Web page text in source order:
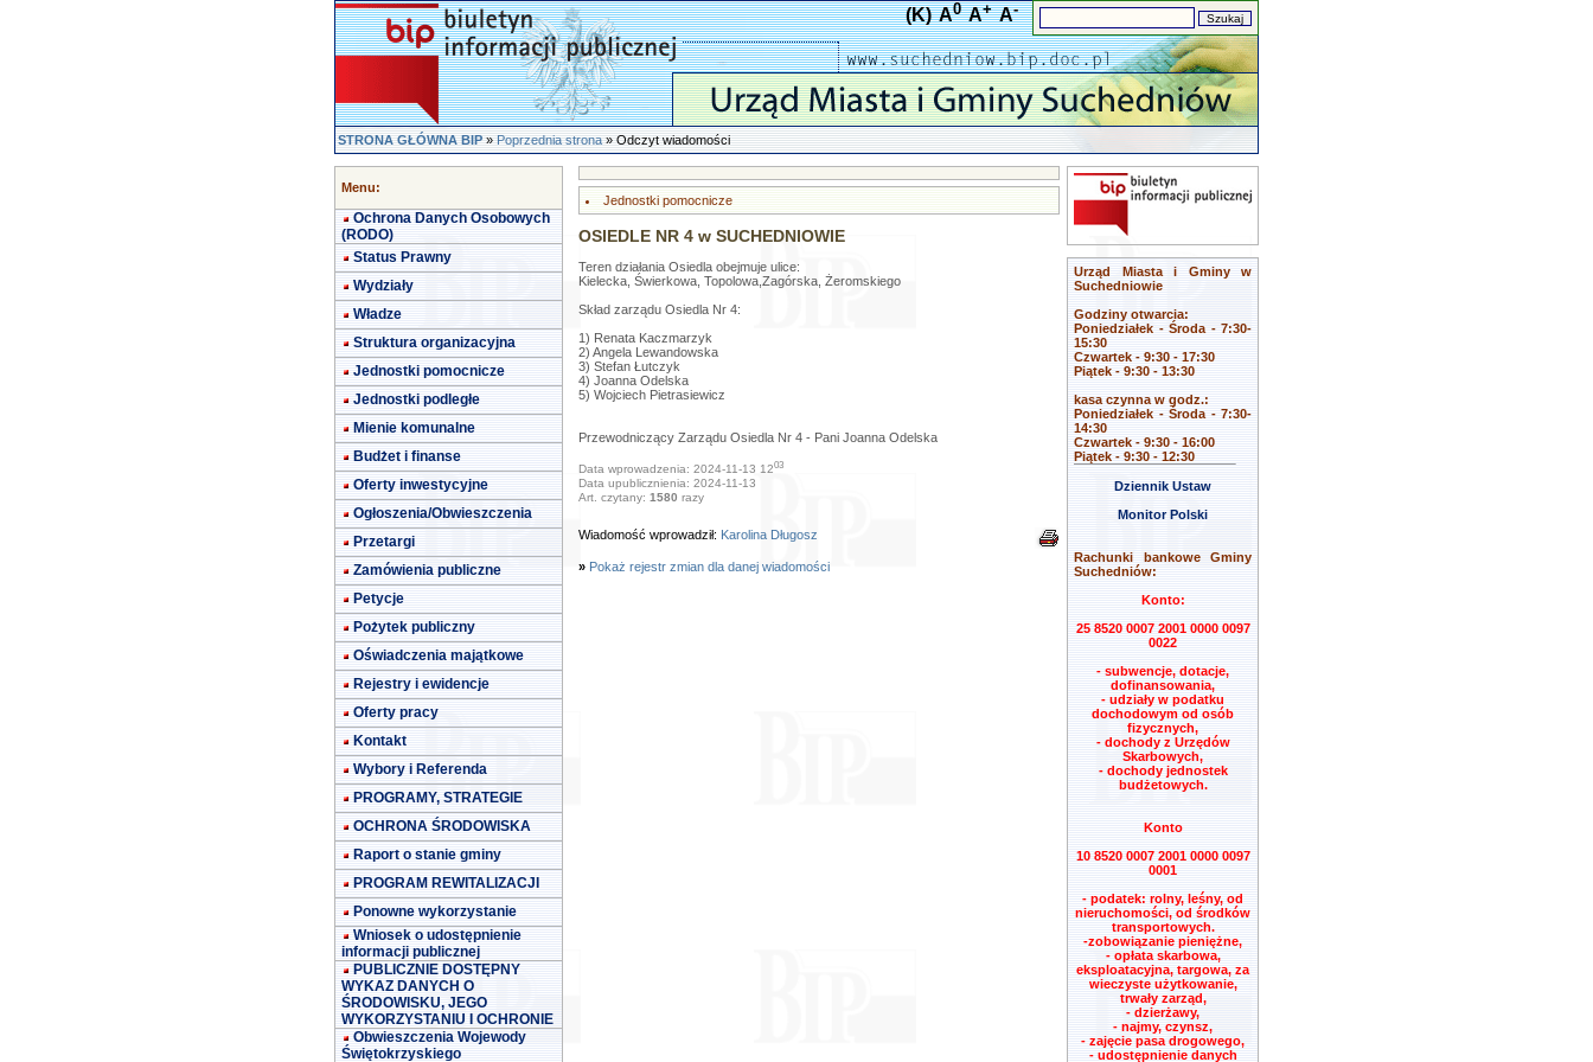
(K) A0 A+ A-
STRONA GŁÓWNA BIP»Poprzednia strona» Odczyt wiadomości
Menu:
Ochrona Danych Osobowych
(RODO)
Status Prawny
Wydziały
Władze
Struktura organizacyjna
Jednostki pomocnicze
Jednostki podległe
Mienie komunalne
Budżet i finanse
Oferty inwestycyjne
Ogłoszenia/Obwieszczenia
Przetargi
Zamówienia publiczne
Petycje
Pożytek publiczny
Oświadczenia majątkowe
Rejestry i ewidencje
Oferty pracy
Kontakt
Wybory i Referenda
PROGRAMY, STRATEGIE
OCHRONA ŚRODOWISKA
Raport o stanie gminy
PROGRAM REWITALIZACJI
Ponowne wykorzystanie
Wniosek o udostępnienie
informacji publicznej
PUBLICZNIE DOSTĘPNY
WYKAZ DANYCH O
ŚRODOWISKU, JEGO
WYKORZYSTANIU I OCHRONIE
Obwieszczenia Wojewody
Świętokrzyskiego
Jednostki pomocnicze
OSIEDLE NR 4 w SUCHEDNIOWIE
Teren działania Osiedla obejmuje ulice:
Kielecka, Świerkowa, Topolowa,Zagórska, Żeromskiego
Skład zarządu Osiedla Nr 4:
1) Renata Kaczmarzyk
2) Angela Lewandowska
3) Stefan Łutczyk
4) Joanna Odelska
5) Wojciech Pietrasiewicz
Przewodniczący Zarządu Osiedla Nr 4 - Pani Joanna Odelska
Data wprowadzenia: 2024-11-13 1203
Data upublicznienia: 2024-11-13
Art. czytany: 1580 razy
Wiadomość wprowadził: Karolina Długosz
» Pokaż rejestr zmian dla danej wiadomości
Urząd Miasta i Gminy w
Suchedniowie
Godziny otwarcia:
Poniedziałek - Środa - 7:30-
15:30
Czwartek - 9:30 - 17:30
Piątek - 9:30 - 13:30
kasa czynna w godz.:
Poniedziałek - Środa - 7:30-
14:30
Czwartek - 9:30 - 16:00
Piątek - 9:30 - 12:30
Dziennik Ustaw
Monitor Polski
Rachunki bankowe Gminy
Suchedniów:
Konto:
25 8520 0007 2001 0000 0097
0022
- subwencje, dotacje,
dofinansowania,
- udziały w podatku
dochodowym od osób
fizycznych,
- dochody z Urzędów
Skarbowych,
- dochody jednostek
budżetowych.
Konto
10 8520 0007 2001 0000 0097
0001
- podatek: rolny, leśny, od
nieruchomości, od środków
transportowych.
-zobowiązanie pieniężne,
- opłata skarbowa,
eksploatacyjna, targowa, za
wieczyste użytkowanie,
trwały zarząd,
- dzierżawy,
- najmy, czynsz,
- zajęcie pasa drogowego,
- udostępnienie danych